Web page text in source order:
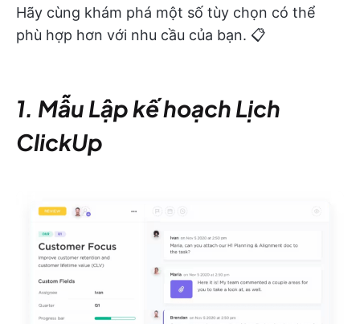
Hãy cùng khám phá một số tùy chọn có thể
phù hợp hơn với nhu cầu của bạn. 📋
1. Mẫu Lập kế hoạch Lịch
ClickUp